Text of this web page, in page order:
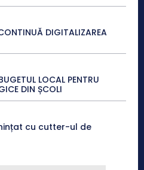
DIGITALIZAREA
LOCAL PENTRU
DIN ȘCOLI
cu cutter-ul de